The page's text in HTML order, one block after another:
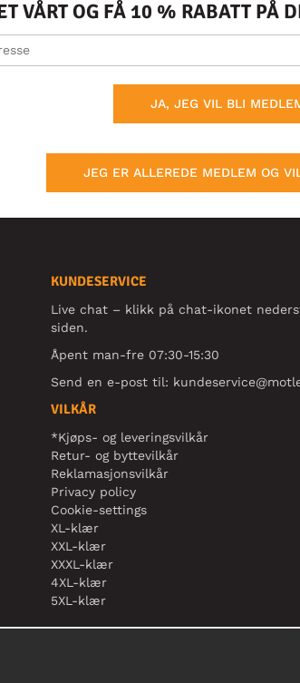
VÅRT OG FÅ 10 % RABATT PÅ
JA, JEG VIL BLI
JEG ER ALLEREDE MEDLEM OG
KUNDESERVICE
Live chat – klikk på chat-ikonet
siden.
Åpent man-fre 07:30-15:30
Send en e-post til:
VILKÅR
*Kjøps- og leveringsvilkår
Retur- og byttevilkår
Reklamasjonsvilkår
Privacy policy
Cookie-settings
XL-klær
XXL-klær
XXXL-klær
4XL-klær
5XL-klær